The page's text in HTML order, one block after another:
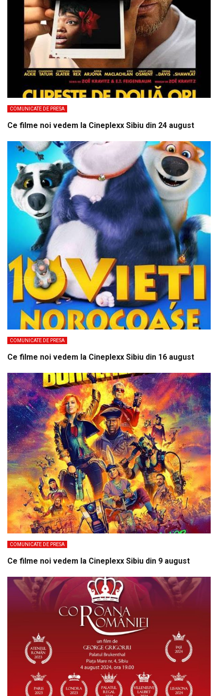
COMUNICATE DE PRESA
Ce filme noi vedem la Cineplexx Sibiu din 24 august
COMUNICATE DE PRESA
Ce filme noi vedem la Cineplexx Sibiu din 16 august
COMUNICATE DE PRESA
Ce filme noi vedem la Cineplexx Sibiu din 9 august